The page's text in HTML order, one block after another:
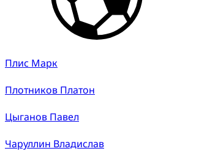
Плис Марк
Плотников Платон
Цыганов Павел
Чаруллин Владислав